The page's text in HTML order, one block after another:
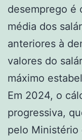
desemprego é
média dos
anteriores à
valores do
máximo
Em 2024, o
progressiva,
pelo Ministério